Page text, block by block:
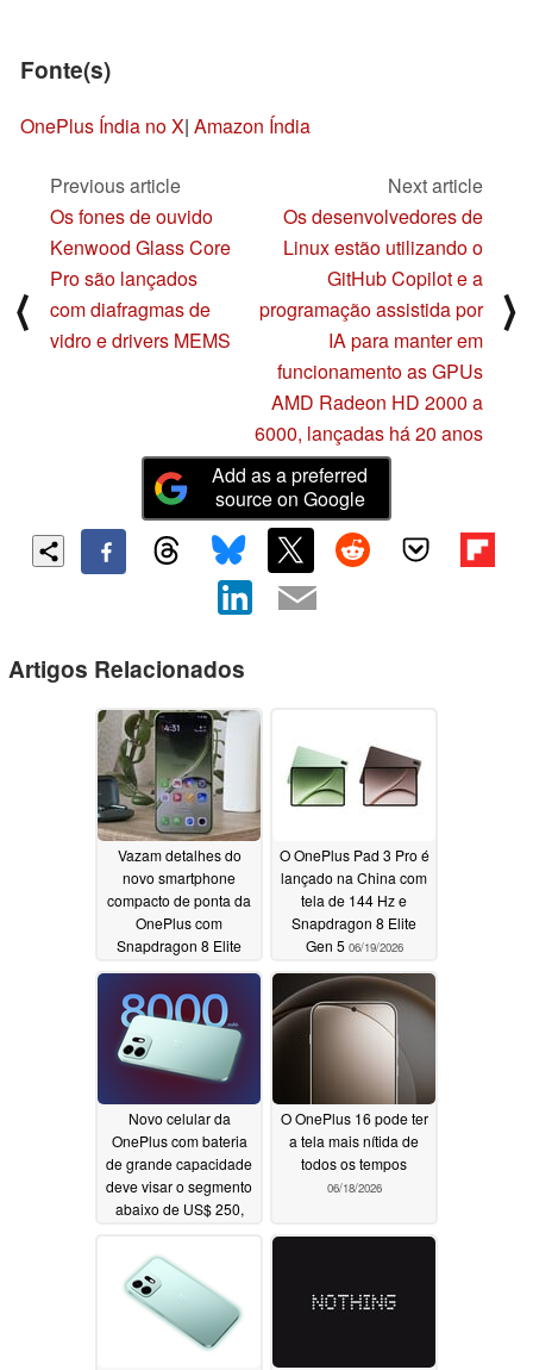
Fonte(s)
OnePlus Índia no X| Amazon Índia
⟨
Previous article
Os fones de ouvido
Kenwood Glass Core
Pro são lançados
com diafragmas de
vidro e drivers MEMS
Next article
Os desenvolvedores de
Linux estão utilizando o
GitHub Copilot e a
programação assistida por
IA para manter em
funcionamento as GPUs
AMD Radeon HD 2000 a
6000, lançadas há 20 anos
⟩
Add as a preferred
source on Google
Artigos Relacionados
Vazam detalhes do
novo smartphone
compacto de ponta da
OnePlus com
Snapdragon 8 Elite
polegadas06/22/2026
O OnePlus Pad 3 Pro é
lançado na China com
tela de 144 Hz e
Snapdragon 8 Elite
Gen 5 06/19/2026
Novo celular da
OnePlus com bateria
de grande capacidade
deve visar o segmento
abaixo de US$ 250,
detalhes sobre o
chipset 06/18/2026
O OnePlus 16 pode ter
a tela mais nítida de
todos os tempos
06/18/2026